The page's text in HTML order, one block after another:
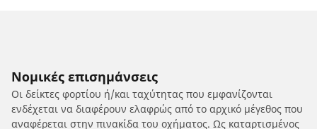
Νομικές επισημάνσεις
Οι δείκτες φορτίου ή/και ταχύτητας που εμφανίζονται
ενδέχεται να διαφέρουν ελαφρώς από το αρχικό μέγεθος που
αναφέρεται στην πινακίδα του οχήματος. Ως καταρτισμένος